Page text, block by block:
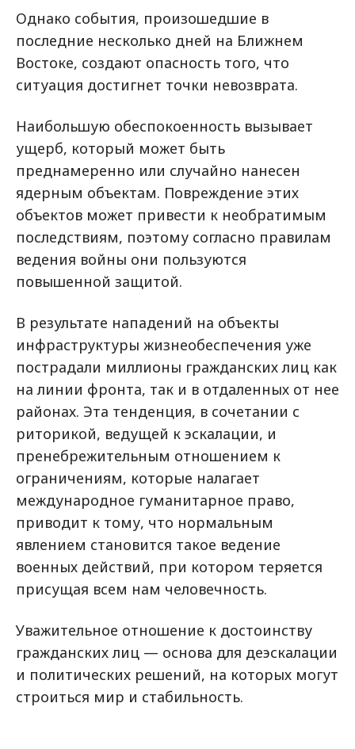
Однако события, произошедшие в
последние несколько дней на Ближнем
Востоке, создают опасность того, что
ситуация достигнет точки невозврата.
Наибольшую обеспокоенность вызывает
ущерб, который может быть
преднамеренно или случайно нанесен
ядерным объектам. Повреждение этих
объектов может привести к необратимым
последствиям, поэтому согласно правилам
ведения войны они пользуются
повышенной защитой.
В результате нападений на объекты
инфраструктуры жизнеобеспечения уже
пострадали миллионы гражданских лиц как
на линии фронта, так и в отдаленных от нее
районах. Эта тенденция, в сочетании с
риторикой, ведущей к эскалации, и
пренебрежительным отношением к
ограничениям, которые налагает
международное гуманитарное право,
приводит к тому, что нормальным
явлением становится такое ведение
военных действий, при котором теряется
присущая всем нам человечность.
Уважительное отношение к достоинству
гражданских лиц — основа для деэскалации
и политических решений, на которых могут
строиться мир и стабильность.